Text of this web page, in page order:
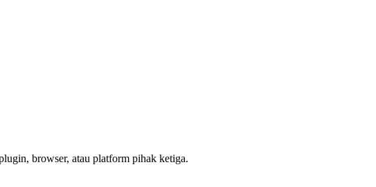
browser, atau platform pihak ketiga.